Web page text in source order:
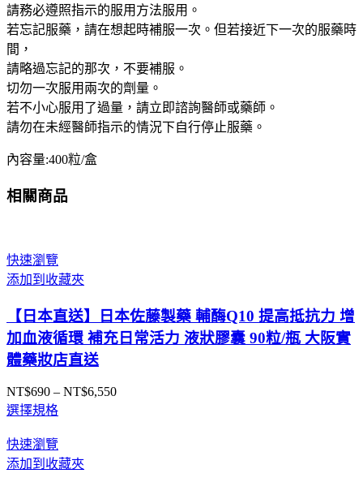
高
血
脂
脂
肪
肝
肝
分
解
物
護
肝
強
版
本
錠
大
阪
實
體
請務必遵照指示的服用方法服用。
若忘記服藥，請在想起時補服一次。但若接近下一次的服藥時
間，
請略過忘記的那次，不要補服。
切勿一次服用兩次的劑量。
若不小心服用了過量，請立即諮詢醫師或藥師。
請勿在未經醫師指示的情況下自行停止服藥。
內容量:400粒/盒
相關商品
快速瀏覽
添加到收藏夾
【日本直送】日本佐藤製藥 輔酶Q10 提高抵抗力 增
加血液循環 補充日常活力 液狀膠囊 90粒/瓶 大阪實
體藥妝店直送
NT$690 – NT$6,550價
選擇規格
快速瀏覽
添加到收藏夾